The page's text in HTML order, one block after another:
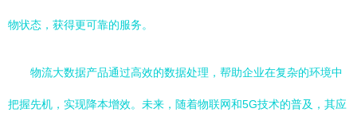
物状态，获得更可靠的服务。
物流大数据产品通过高效的数据处理，帮助企业在复杂的环境中
把握先机，实现降本增效。未来，随着物联网和5G技术的普及，其应